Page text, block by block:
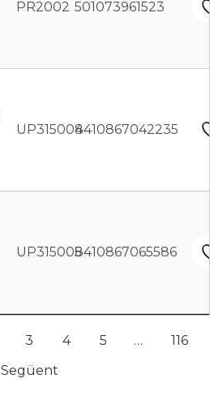
PR2002 501073961523
UP3150048410867042235
UP3150058410867065586
3 4 5 …
116
Següent